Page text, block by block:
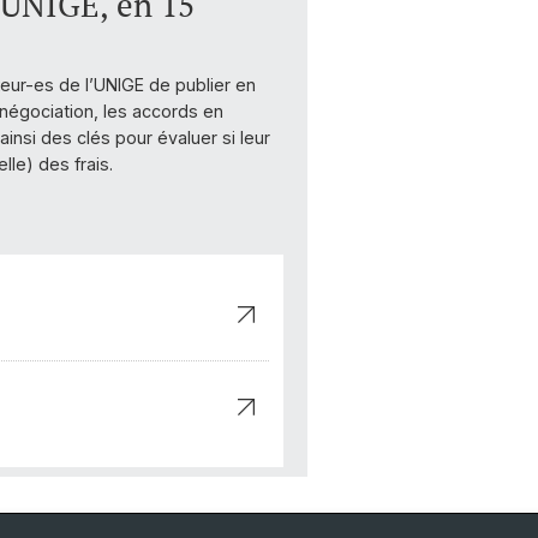
es de l’UNIGE de publier en
les accords en
des clés pour évaluer si leur
des frais.